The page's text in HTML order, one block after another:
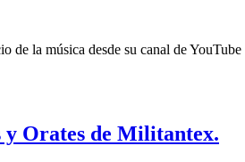
de la música desde su canal de
y Orates de Militantex.